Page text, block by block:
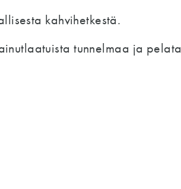
kahvihetkestä.
tunnelmaa ja pelata